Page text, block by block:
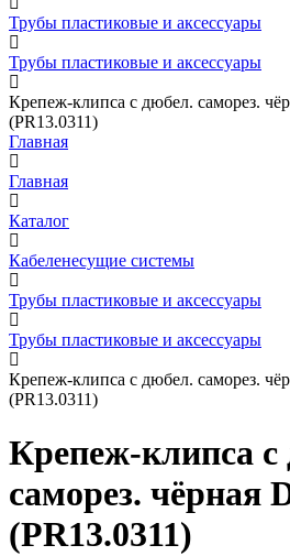
Трубы пластиковые и аксессуары
Трубы пластиковые и аксессуары
Крепеж-клипса с дюбел. саморез.
(PR13.0311)
Главная
Главная
Каталог
Кабеленесущие системы
Трубы пластиковые и аксессуары
Трубы пластиковые и аксессуары
Крепеж-клипса с дюбел. саморез.
(PR13.0311)
Крепеж-клипса с
саморез. чёрная
(PR13.0311)